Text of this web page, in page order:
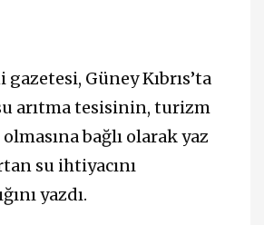
Güney Kıbrıs’ta
arıtma tesisinin, turizm
bağlı olarak yaz
su ihtiyacını
yazdı.